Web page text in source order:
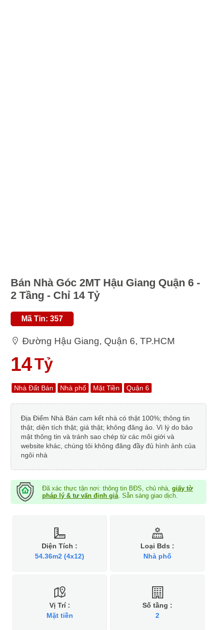
Bán Nhà Góc 2MT Hậu Giang Quận 6 -
2 Tầng - Chỉ 14 Tỷ
Mã Tin: 357
Đường Hậu Giang, Quận 6, TP.HCM
14Tỷ
Nhà Đất Bán Nhà phố Mặt Tiền Quận 6
Địa Điểm Nhà Bán cam kết nhà có thật 100%; thông tin
thật; diện tích thật; giá thật; không đăng ảo. Vì lý do bảo
mật thông tin và tránh sao chép từ các môi giới và
website khác, chúng tôi không đăng đầy đủ hình ảnh của
ngôi nhà
Đã xác thực tận nơi: thông tin BĐS, chủ nhà,giấy tờ
pháp lý & tư vấn định giá . Sẵn sàng giao dịch.
Diện Tích :
54.36m2 (4x12)
Loại Bds :
Nhà phố
Vị Trí :
Mặt tiền
Số tầng :
2